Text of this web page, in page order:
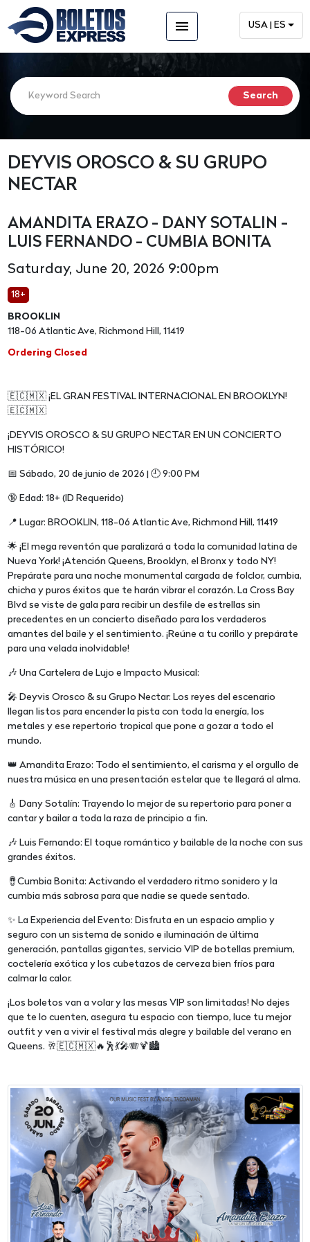
menu USA | ES
DEYVIS OROSCO & SU GRUPO
NECTAR
AMANDITA ERAZO - DANY SOTALIN -
LUIS FERNANDO - CUMBIA BONITA
Saturday, June 20, 2026 9:00pm
18+
BROOKLIN
118-06 Atlantic Ave, Richmond Hill, 11419
Ordering Closed
🇪🇨🇲🇽 ¡EL GRAN FESTIVAL INTERNACIONAL EN BROOKLYN!
🇪🇨🇲🇽
¡DEYVIS OROSCO & SU GRUPO NECTAR EN UN CONCIERTO
HISTÓRICO!
📅 Sábado, 20 de junio de 2026 | 🕘 9:00 PM
🔞 Edad: 18+ (ID Requerido)
📍 Lugar: BROOKLIN, 118-06 Atlantic Ave, Richmond Hill, 11419
🌟 ¡El mega reventón que paralizará a toda la comunidad latina de
Nueva York! ¡Atención Queens, Brooklyn, el Bronx y todo NY!
Prepárate para una noche monumental cargada de folclor, cumbia,
chicha y puros éxitos que te harán vibrar el corazón. La Cross Bay
Blvd se viste de gala para recibir un desfile de estrellas sin
precedentes en un concierto diseñado para los verdaderos
amantes del baile y el sentimiento. ¡Reúne a tu corillo y prepárate
para una velada inolvidable!
🎶 Una Cartelera de Lujo e Impacto Musical:
🎤 Deyvis Orosco & su Grupo Nectar: Los reyes del escenario
llegan listos para encender la pista con toda la energía, los
metales y ese repertorio tropical que pone a gozar a todo el
mundo.
👑 Amandita Erazo: Todo el sentimiento, el carisma y el orgullo de
nuestra música en una presentación estelar que te llegará al alma.
🎸 Dany Sotalín: Trayendo lo mejor de su repertorio para poner a
cantar y bailar a toda la raza de principio a fin.
🎶 Luis Fernando: El toque romántico y bailable de la noche con sus
grandes éxitos.
🪘Cumbia Bonita: Activando el verdadero ritmo sonidero y la
cumbia más sabrosa para que nadie se quede sentado.
✨ La Experiencia del Evento: Disfruta en un espacio amplio y
seguro con un sistema de sonido e iluminación de última
generación, pantallas gigantes, servicio VIP de botellas premium,
coctelería exótica y los cubetazos de cerveza bien fríos para
calmar la calor.
¡Los boletos van a volar y las mesas VIP son limitadas! No dejes
que te lo cuenten, asegura tu espacio con tiempo, luce tu mejor
outfit y ven a vivir el festival más alegre y bailable del verano en
Queens. 🥂🇪🇨🇲🇽🔥🕺💃🎤🪗🍹🏙️